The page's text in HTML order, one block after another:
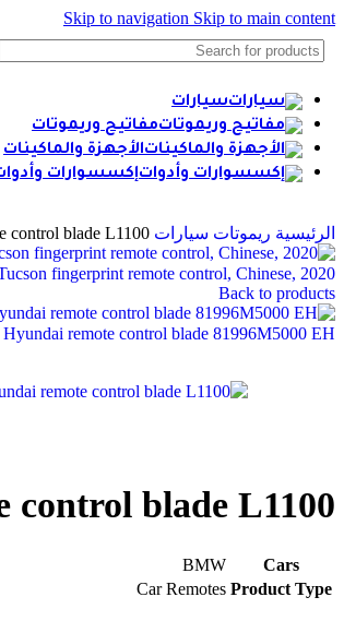
Skip to navigation Skip to main content
سيارات
مفاتيح وريموتات
الأجهزة والماكينات
إكسسوارات
الرئيسية ريموتات سيارات control blade L1100
fingerprint remote control, Chinese, 2020
Back to products
remote control blade 81996M5000 EH
control blade L1100
Cars
BMW
Product Type
Car Remotes